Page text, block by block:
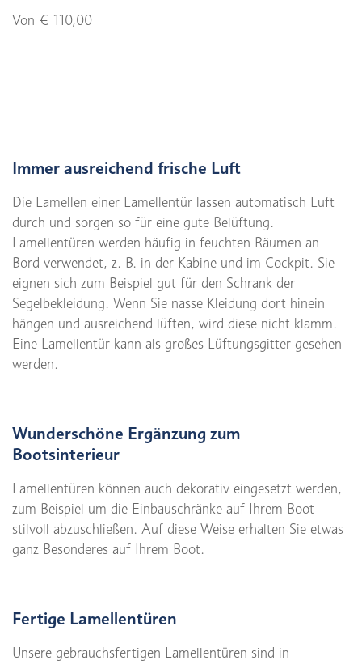
Von € 110,00
Immer ausreichend frische Luft
Die Lamellen einer Lamellentür lassen automatisch Luft
durch und sorgen so für eine gute Belüftung.
Lamellentüren werden häufig in feuchten Räumen an
Bord verwendet, z. B. in der Kabine und im Cockpit. Sie
eignen sich zum Beispiel gut für den Schrank der
Segelbekleidung. Wenn Sie nasse Kleidung dort hinein
hängen und ausreichend lüften, wird diese nicht klamm.
Eine Lamellentür kann als großes Lüftungsgitter gesehen
werden.
Wunderschöne Ergänzung zum
Bootsinterieur
Lamellentüren können auch dekorativ eingesetzt werden,
zum Beispiel um die Einbauschränke auf Ihrem Boot
stilvoll abzuschließen. Auf diese Weise erhalten Sie etwas
ganz Besonderes auf Ihrem Boot.
Fertige Lamellentüren
Unsere gebrauchsfertigen Lamellentüren sind in